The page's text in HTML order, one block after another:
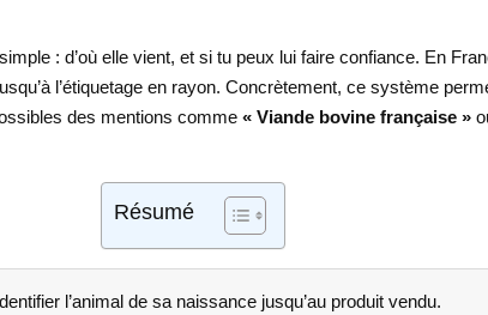
: d’où elle vient, et si tu peux lui faire confiance. En
l’étiquetage en rayon. Concrètement, ce système
des mentions comme « Viande bovine française »
Résumé
l’animal de sa naissance jusqu’au produit vendu.